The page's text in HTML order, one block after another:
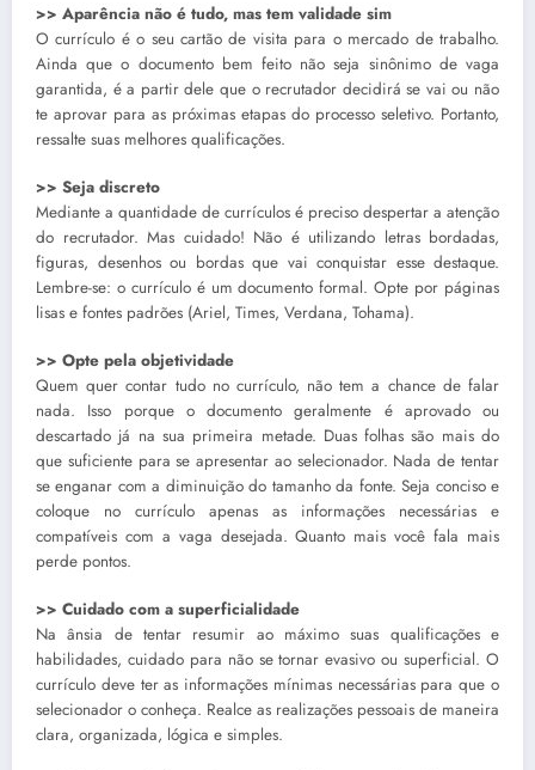
>> Aparência não é tudo, mas tem validade sim
O currículo é o seu cartão de visita para o mercado de trabalho.
Ainda que o documento bem feito não seja sinônimo de vaga
garantida, é a partir dele que o recrutador decidirá se vai ou não
te aprovar para as próximas etapas do processo seletivo. Portanto,
ressalte suas melhores qualificações.
>> Seja discreto
Mediante a quantidade de currículos é preciso despertar a atenção
do recrutador. Mas cuidado! Não é utilizando letras bordadas,
figuras, desenhos ou bordas que vai conquistar esse destaque.
Lembre-se: o currículo é um documento formal. Opte por páginas
lisas e fontes padrões (Ariel, Times, Verdana, Tohama).
>> Opte pela objetividade
Quem quer contar tudo no currículo, não tem a chance de falar
nada. Isso porque o documento geralmente é aprovado ou
descartado já na sua primeira metade. Duas folhas são mais do
que suficiente para se apresentar ao selecionador. Nada de tentar
se enganar com a diminuição do tamanho da fonte. Seja conciso e
coloque no currículo apenas as informações necessárias e
compatíveis com a vaga desejada. Quanto mais você fala mais
perde pontos.
>> Cuidado com a superficialidade
Na ânsia de tentar resumir ao máximo suas qualificações e
habilidades, cuidado para não se tornar evasivo ou superficial. O
currículo deve ter as informações mínimas necessárias para que o
selecionador o conheça. Realce as realizações pessoais de maneira
clara, organizada, lógica e simples.